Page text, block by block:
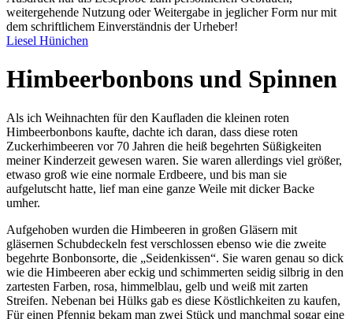
weitergehende Nutzung oder Weitergabe in jeglicher Form nur mit
dem schriftlichem Einverständnis der Urheber!
Liesel Hünichen
Himbeerbonbons und Spinnen
Als ich Weihnachten für den Kaufladen die kleinen roten
Himbeerbonbons kaufte, dachte ich daran, dass diese roten
Zuckerhimbeeren vor 70 Jahren die heiß begehrten Süßigkeiten
meiner Kinderzeit gewesen waren. Sie waren allerdings viel größer,
etwaso groß wie eine normale Erdbeere, und bis man sie
aufgelutscht hatte, lief man eine ganze Weile mit dicker Backe
umher.
Aufgehoben wurden die Himbeeren in großen Gläsern mit
gläsernen Schubdeckeln fest verschlossen ebenso wie die zweite
begehrte Bonbonsorte, die
Seidenkissen . Sie waren genau so dick
wie die Himbeeren aber eckig und schimmerten seidig silbrig in den
zartesten Farben, rosa, himmelblau, gelb und weiß mit zarten
Streifen. Nebenan bei Hülks gab es diese Köstlichkeiten zu kaufen,
Für einen Pfennig bekam man zwei Stück und manchmal sogar eine